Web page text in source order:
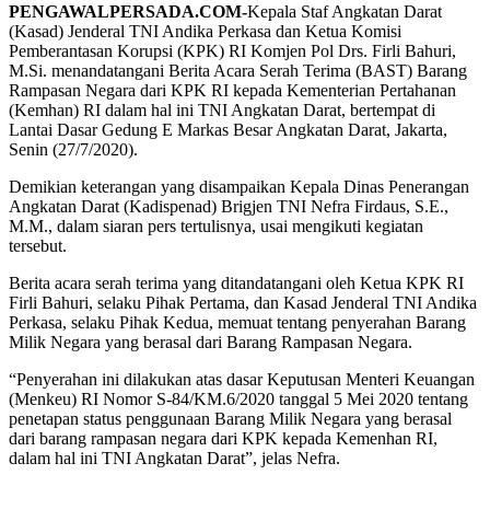
PENGAWALPERSADA.COM-Kepala Staf Angkatan Darat
(Kasad) Jenderal TNI Andika Perkasa dan Ketua Komisi
Pemberantasan Korupsi (KPK) RI Komjen Pol Drs. Firli Bahuri,
M.Si. menandatangani Berita Acara Serah Terima (BAST) Barang
Rampasan Negara dari KPK RI kepada Kementerian Pertahanan
(Kemhan) RI dalam hal ini TNI Angkatan Darat, bertempat di
Lantai Dasar Gedung E Markas Besar Angkatan Darat, Jakarta,
Senin (27/7/2020).
Demikian keterangan yang disampaikan Kepala Dinas Penerangan
Angkatan Darat (Kadispenad) Brigjen TNI Nefra Firdaus, S.E.,
M.M., dalam siaran pers tertulisnya, usai mengikuti kegiatan
tersebut.
Berita acara serah terima yang ditandatangani oleh Ketua KPK RI
Firli Bahuri, selaku Pihak Pertama, dan Kasad Jenderal TNI Andika
Perkasa, selaku Pihak Kedua, memuat tentang penyerahan Barang
Milik Negara yang berasal dari Barang Rampasan Negara.
“Penyerahan ini dilakukan atas dasar Keputusan Menteri Keuangan
(Menkeu) RI Nomor S-84/KM.6/2020 tanggal 5 Mei 2020 tentang
penetapan status penggunaan Barang Milik Negara yang berasal
dari barang rampasan negara dari KPK kepada Kemenhan RI,
dalam hal ini TNI Angkatan Darat”, jelas Nefra.